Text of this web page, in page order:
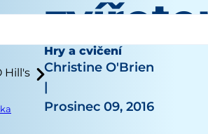
Hill's
Hry a cvičení
Christine O'Brien
|
Prosinec 09, 2016